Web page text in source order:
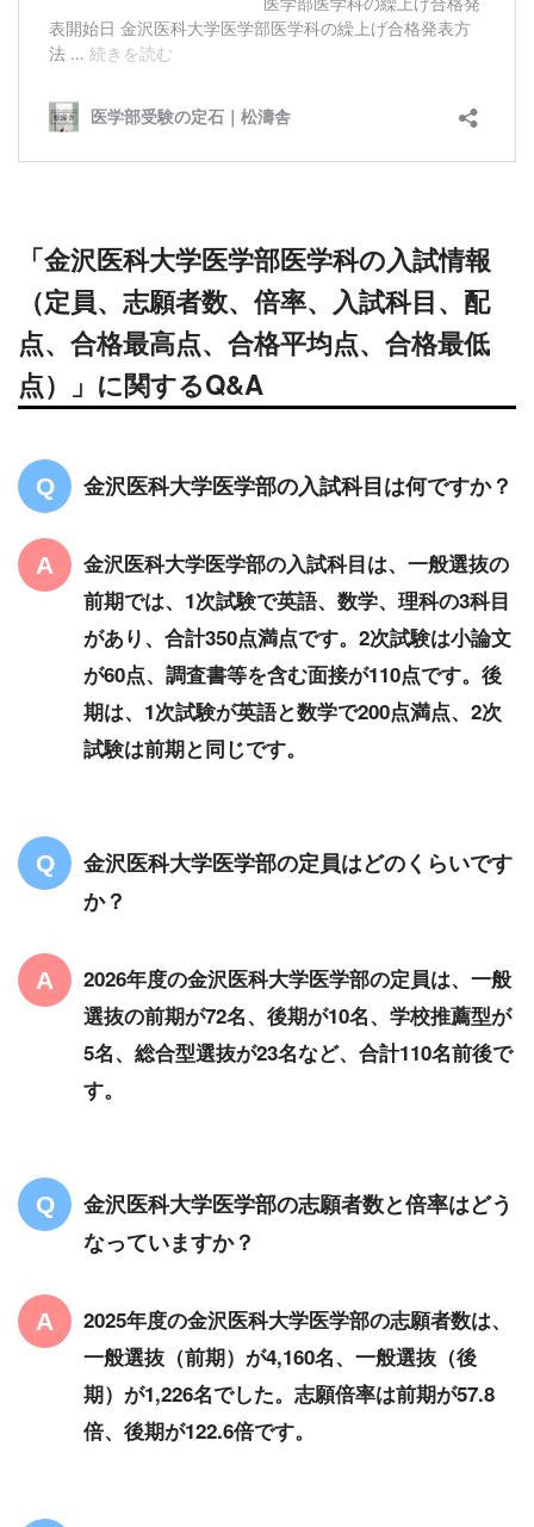
「金沢医科大学医学部医学科の入試情報
（定員、志願者数、倍率、入試科目、配
点、合格最高点、合格平均点、合格最低
点）」に関するQ&A
金沢医科大学医学部の入試科目は何ですか？
金沢医科大学医学部の入試科目は、一般選抜の
前期では、1次試験で英語、数学、理科の3科目
があり、合計350点満点です。2次試験は小論文
が60点、調査書等を含む面接が110点です。後
期は、1次試験が英語と数学で200点満点、2次
試験は前期と同じです。
金沢医科大学医学部の定員はどのくらいです
か？
2026年度の金沢医科大学医学部の定員は、一般
選抜の前期が72名、後期が10名、学校推薦型が
5名、総合型選抜が23名など、合計110名前後で
す。
金沢医科大学医学部の志願者数と倍率はどう
なっていますか？
2025年度の金沢医科大学医学部の志願者数は、
一般選抜（前期）が4,160名、 一般選抜（後
期） が1,226名でした。志願倍率は前期が57.8
倍、後期が122.6倍です。